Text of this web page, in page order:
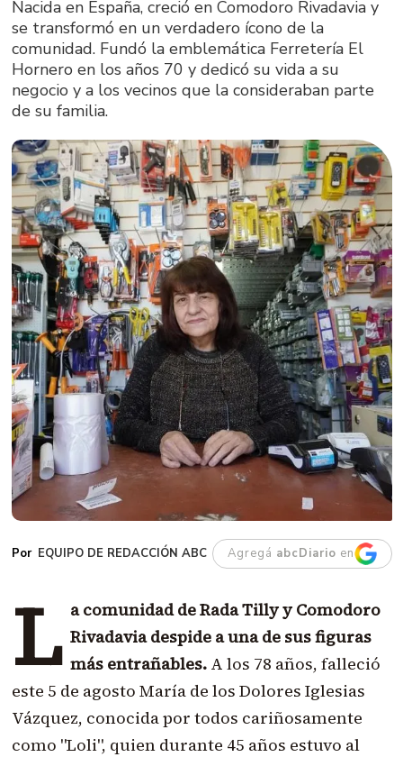
Nacida en España, creció en Comodoro Rivadavia y
se transformó en un verdadero ícono de la
comunidad. Fundó la emblemática Ferretería El
Hornero en los años 70 y dedicó su vida a su
negocio y a los vecinos que la consideraban parte
de su familia.
EQUIPO DE REDACCIÓN ABC Agregá abcDiario en
L a comunidad de Rada Tilly y Comodoro
Rivadavia despide a una de sus figuras
más entrañables.A los 78 años, falleció
este 5 de agosto María de los Dolores Iglesias
Vázquez, conocida por todos cariñosamente
como "Loli", quien durante 45 años estuvo al